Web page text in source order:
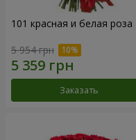
101 красная и белая роза
5 954 грн
Заказать